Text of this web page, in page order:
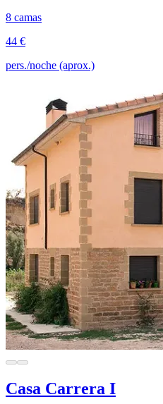
8 camas
44 €
pers./noche (aprox.)
Casa Carrera I